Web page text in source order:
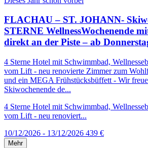
FLACHAU – ST. JOHANN-
STERNE WellnessWochenende
direkt an der Piste – ab
4 Sterne Hotel mit Schwimmbad,
vom Lift - neu renovierte Zimmer zum
und ein MEGA Frühstücksbüffett - Wir
Skiwochenende de...
4 Sterne Hotel mit Schwimmbad,
vom Lift - neu renoviert...
10/12/2026 - 13/12/2026 439 €
Mehr